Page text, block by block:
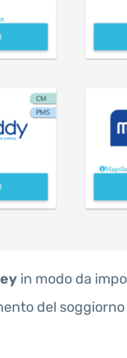
in modo da
del